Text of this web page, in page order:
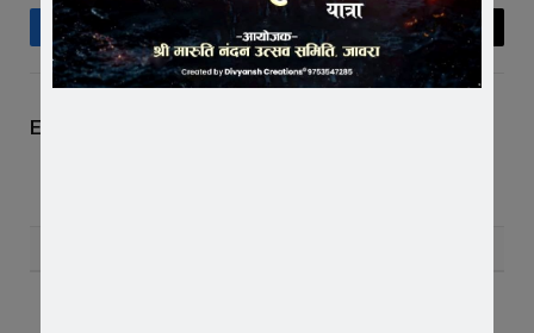
FacebookTwitter PinterestLinkedInTumblr Telegram Email
Editor